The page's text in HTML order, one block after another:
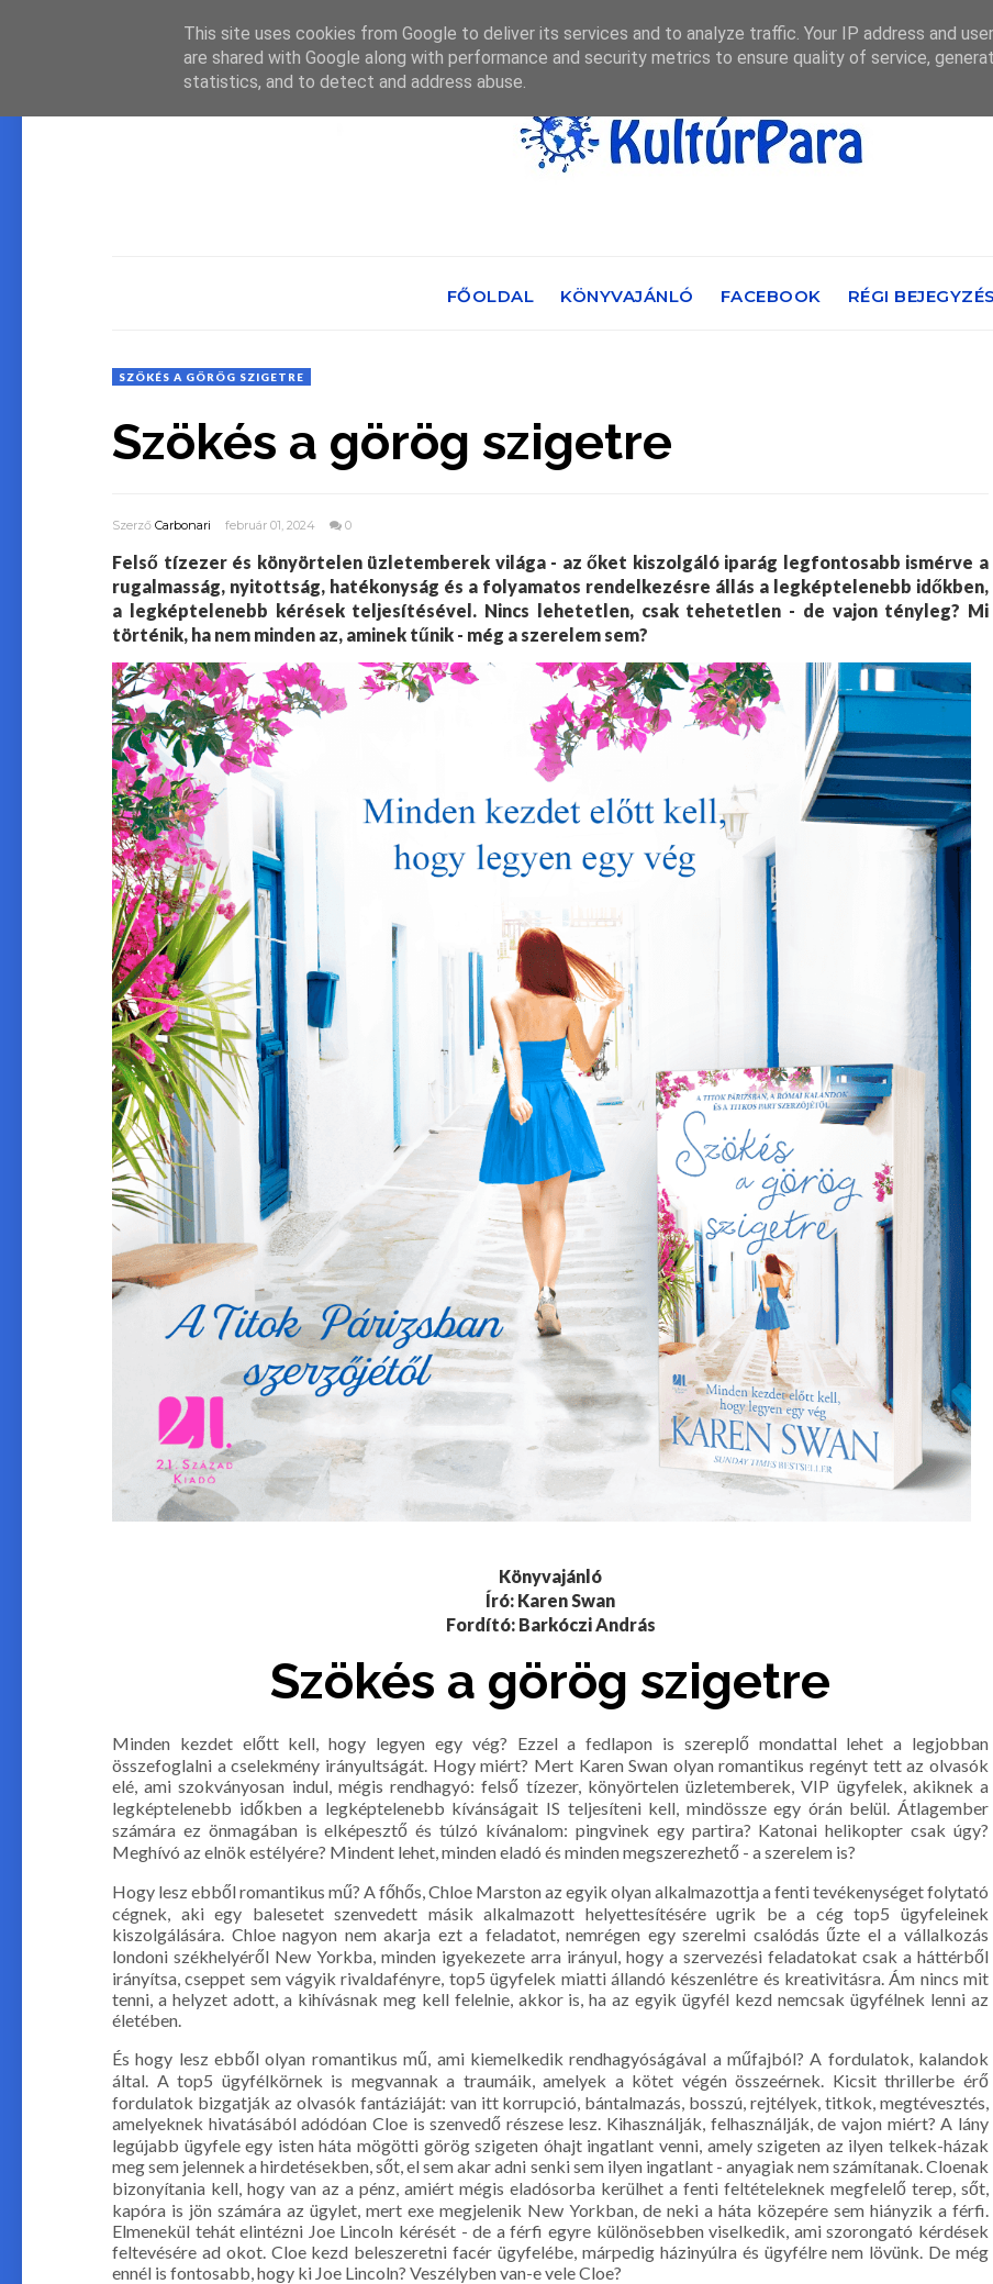
FŐOLDAL KÖNYVAJÁNLÓ FACEBOOK RÉGI
SZÖKÉS A GÖRÖG SZIGETRE
Szökés a görög szigetre
Szerző Carbonari február 01, 2024 0
Felső tízezer és könyörtelen üzletemberek világa - az őket kiszolgáló iparág legfontosabb ismérve a
rugalmasság, nyitottság, hatékonyság és a folyamatos rendelkezésre állás a legképtelenebb időkben,
a legképtelenebb kérések teljesítésével. Nincs lehetetlen, csak tehetetlen - de vajon tényleg? Mi
történik, ha nem minden az, aminek tűnik - még a szerelem sem?
Könyvajánló
Író: Karen Swan
Fordító: Barkóczi András
Szökés a görög szigetre
Minden kezdet előtt kell, hogy legyen egy vég? Ezzel a fedlapon is szereplő mondattal lehet a legjobban
összefoglalni a cselekmény irányultságát. Hogy miért? Mert Karen Swan olyan romantikus regényt tett az olvasók
elé, ami szokványosan indul, mégis rendhagyó: felső tízezer, könyörtelen üzletemberek, VIP ügyfelek, akiknek a
legképtelenebb időkben a legképtelenebb kívánságait IS teljesíteni kell, mindössze egy órán belül. Átlagember
számára ez önmagában is elképesztő és túlzó kívánalom: pingvinek egy partira? Katonai helikopter csak úgy?
Meghívó az elnök estélyére? Mindent lehet, minden eladó és minden megszerezhető - a szerelem is?
Hogy lesz ebből romantikus mű? A főhős, Chloe Marston az egyik olyan alkalmazottja a fenti tevékenységet folytató
cégnek, aki egy balesetet szenvedett másik alkalmazott helyettesítésére ugrik be a cég top5 ügyfeleinek
kiszolgálására. Chloe nagyon nem akarja ezt a feladatot, nemrégen egy szerelmi csalódás űzte el a vállalkozás
londoni székhelyéről New Yorkba, minden igyekezete arra irányul, hogy a szervezési feladatokat csak a háttérből
irányítsa, cseppet sem vágyik rivaldafényre, top5 ügyfelek miatti állandó készenlétre és kreativitásra. Ám nincs mit
tenni, a helyzet adott, a kihívásnak meg kell felelnie, akkor is, ha az egyik ügyfél kezd nemcsak ügyfélnek lenni az
életében.
És hogy lesz ebből olyan romantikus mű, ami kiemelkedik rendhagyóságával a műfajból? A fordulatok, kalandok
által. A top5 ügyfélkörnek is megvannak a traumáik, amelyek a kötet végén összeérnek. Kicsit thrillerbe érő
fordulatok bizgatják az olvasók fantáziáját: van itt korrupció, bántalmazás, bosszú, rejtélyek, titkok, megtévesztés,
amelyeknek hivatásából adódóan Cloe is szenvedő részese lesz. Kihasználják, felhasználják, de vajon miért? A lány
legújabb ügyfele egy isten háta mögötti görög szigeten óhajt ingatlant venni, amely szigeten az ilyen telkek-házak
meg sem jelennek a hirdetésekben, sőt, el sem akar adni senki sem ilyen ingatlant - anyagiak nem számítanak. Cloenak
bizonyítania kell, hogy van az a pénz, amiért mégis eladósorba kerülhet a fenti feltételeknek megfelelő terep, sőt,
kapóra is jön számára az ügylet, mert exe megjelenik New Yorkban, de neki a háta közepére sem hiányzik a férfi.
Elmenekül tehát elintézni Joe Lincoln kérését - de a férfi egyre különösebben viselkedik, ami szorongató kérdések
feltevésére ad okot. Cloe kezd beleszeretni facér ügyfelébe, márpedig házinyúlra és ügyfélre nem lövünk. De még
ennél is fontosabb, hogy ki Joe Lincoln? Veszélyben van-e vele Cloe?
This site uses cookies from Google to deliver its services and to analyze traffic. Your IP address and
are shared with Google along with performance and security metrics to ensure quality of service,
statistics, and to detect and address abuse.